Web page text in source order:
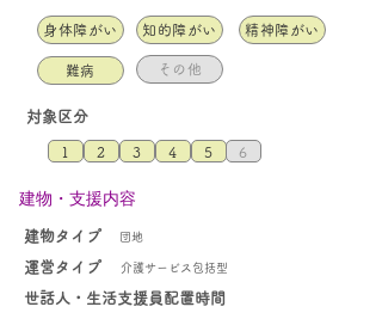
身体障がい 知的障がい
難病 その他
精神障がい
対象区分
1 2 3 4 5 6
​建物・支援内容
​建物タイプ 団地
​運営タイプ 介護サービス包括型
世話人・生活支援員配置時間